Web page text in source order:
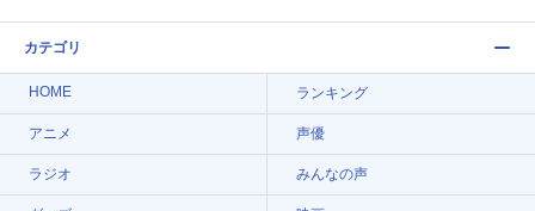
カテゴリ
HOME ランキング
アニメ 声優
ラジオ みんなの声